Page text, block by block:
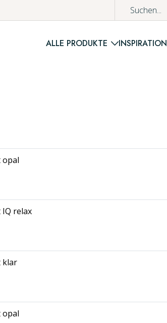
ALLE PRODUKTE INSPIRATION
opal
IQ relax
klar
opal